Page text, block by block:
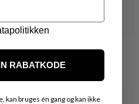
for ydeligere info.
MÆRKE
RABATKODE
kan bruges én gang og kan ikke